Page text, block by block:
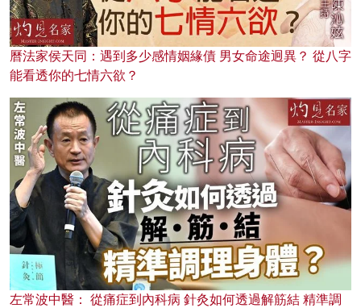
曆法家侯天同：遇到多少感情姻緣債 男女命途迥異？ 從八字
能看透你的七情六欲？
左常波中醫： 從痛症到內科病 針灸如何透過解筋結 精準調